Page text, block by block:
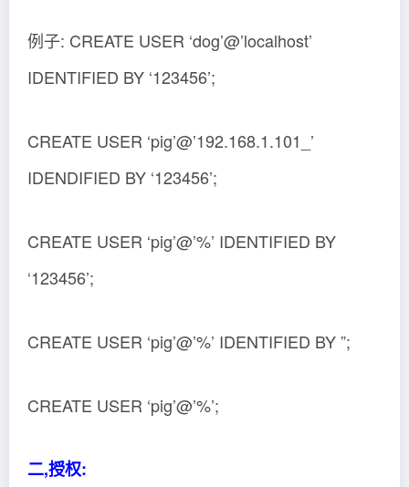
例子: CREATE USER ‘dog’@’localhost’
IDENTIFIED BY ‘123456’;
CREATE USER ‘pig’@’192.168.1.101_’
IDENDIFIED BY ‘123456’;
CREATE USER ‘pig’@’%’ IDENTIFIED BY
‘123456’;
CREATE USER ‘pig’@’%’ IDENTIFIED BY ”;
CREATE USER ‘pig’@’%’;
二,授权: